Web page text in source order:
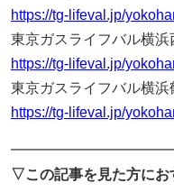
https://tg-lifeval.jp/
東京ガスライフバル横浜
https://tg-lifeval.jp/
東京ガスライフバル横浜
https://tg-lifeval.jp/
▽この記事を見た方に